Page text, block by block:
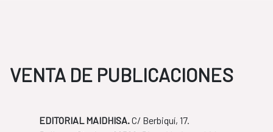
VENTA DE PUBLICACIONES
EDITORIAL MAIDHISA.C/ Berbiquí, 17.